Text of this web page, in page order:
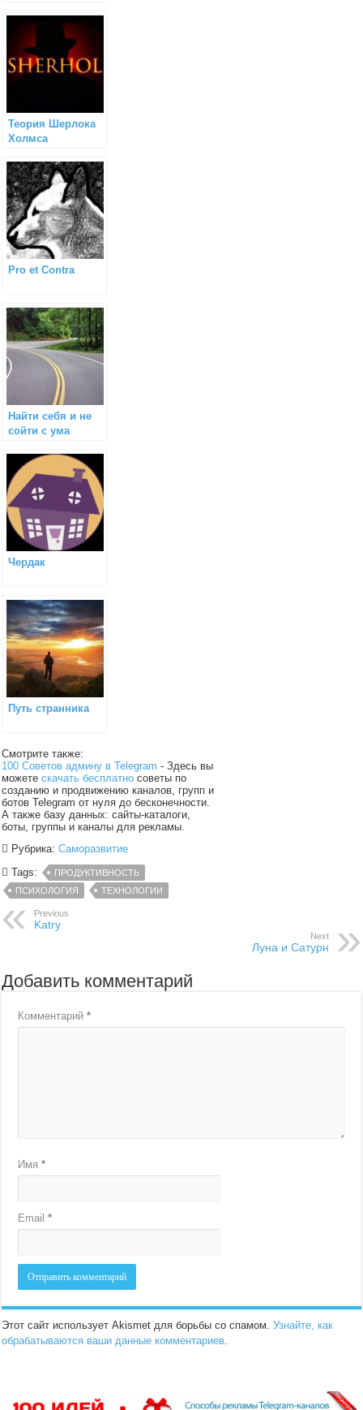
Теория Шерлока
Холмса
Pro et Contra
Найти себя и не
сойти с ума
Чердак
Путь странника
Смотрите также:
100 Советов админу в Telegram - Здесь вы
можетескачать бесплатно советы по
созданию и продвижению каналов, групп и
ботов Telegram от нуля до бесконечности.
А также базу данных: сайты-каталоги,
боты, группы и каналы для рекламы.
Рубрика:Саморазвитие
Tags:
ПРОДУКТИВНОСТЬ
ПСИХОЛОГИЯ
ТЕХНОЛОГИИ
Previous
Katry
Next
Луна и Сатурн
Добавить комментарий
Комментарий*
Имя*
Email*
Этот сайт использует Akismet для борьбы со спамом.Узнайте, как
обрабатываются ваши данные комментариев.